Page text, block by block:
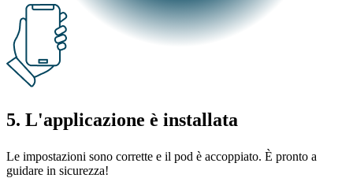
5. L'applicazione è installata
Le impostazioni sono corrette e il pod è accoppiato. È pronto a
guidare in sicurezza!